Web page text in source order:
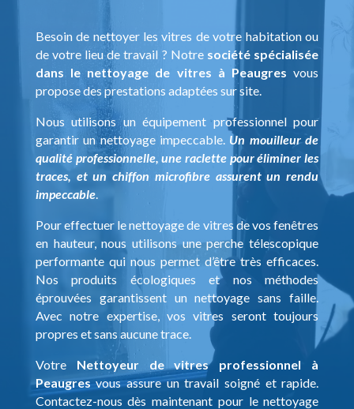
Besoin de nettoyer les vitres de votre habitation ou
de votre lieu de travail ? Notre société spécialisée
dans le nettoyage de vitres à Peaugres vous
propose des prestations adaptées sur site.
Nous utilisons un équipement professionnel pour
garantir un nettoyage impeccable. Un mouilleur de
qualité professionnelle, une raclette pour éliminer les
traces, et un chiffon microfibre assurent un rendu
impeccable.
Pour effectuer le nettoyage de vitres de vos fenêtres
en hauteur, nous utilisons une perche télescopique
performante qui nous permet d’être très efficaces.
Nos produits écologiques et nos méthodes
éprouvées garantissent un nettoyage sans faille.
Avec notre expertise, vos vitres seront toujours
propres et sans aucune trace.
Votre Nettoyeur de vitres professionnel à
Peaugresvous assure un travail soigné et rapide.
Contactez-nous dès maintenant pour le nettoyage